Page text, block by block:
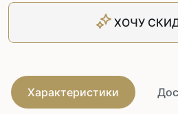
ХОЧУ
Характеристики